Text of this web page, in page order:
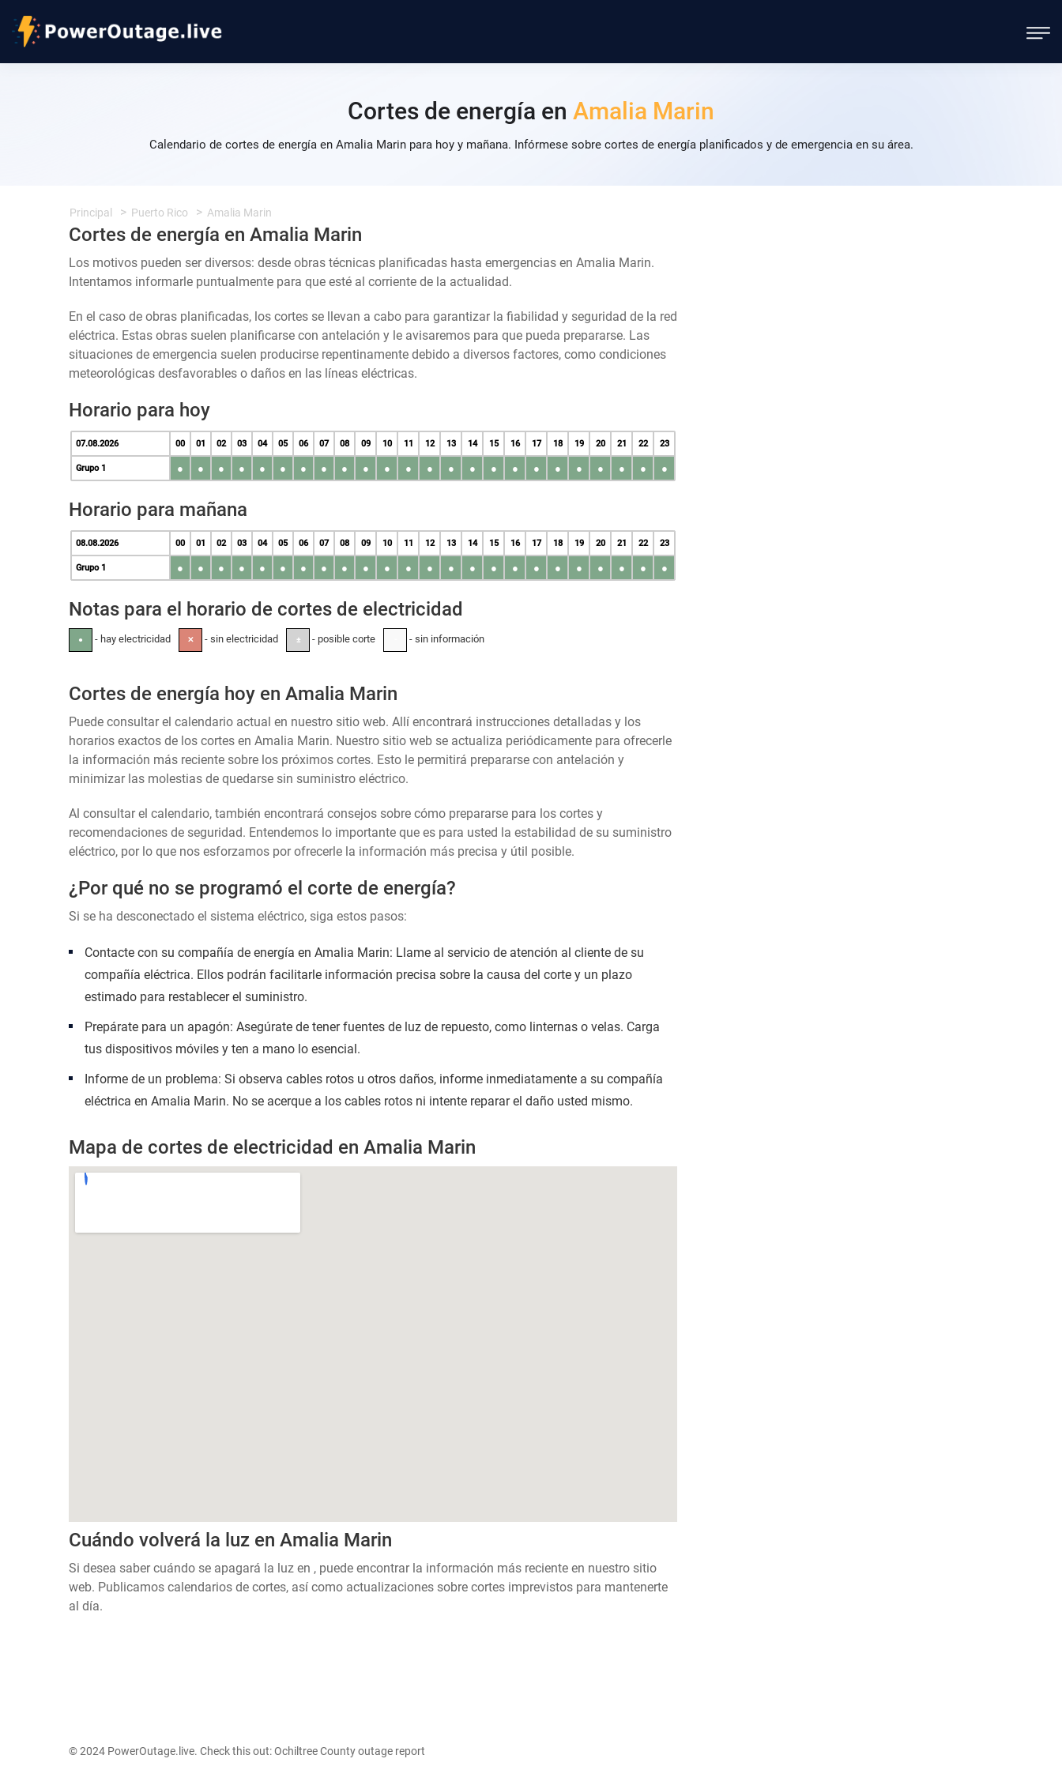
Cortes de energía en Amalia Marin
Calendario de cortes de energía en Amalia Marin para hoy y mañana. Infórmese sobre cortes de energía planificados y de emergencia en su área.
Principal Puerto Rico Amalia Marin
Cortes de energía en Amalia Marin
Los motivos pueden ser diversos: desde obras técnicas planificadas hasta emergencias en Amalia Marin.
Intentamos informarle puntualmente para que esté al corriente de la actualidad.
En el caso de obras planificadas, los cortes se llevan a cabo para garantizar la fiabilidad y seguridad de la red
eléctrica. Estas obras suelen planificarse con antelación y le avisaremos para que pueda prepararse. Las
situaciones de emergencia suelen producirse repentinamente debido a diversos factores, como condiciones
meteorológicas desfavorables o daños en las líneas eléctricas.
Horario para hoy
07.08.2026 00 01 02 03 04 05 06 07 08 09 10 11 12 13 14 15 16 17 18 19 20 21 22 23
Grupo 1 ● ● ● ● ● ● ● ● ● ● ● ● ● ● ● ● ● ● ● ● ● ● ● ●
Horario para mañana
08.08.2026 00 01 02 03 04 05 06 07 08 09 10 11 12 13 14 15 16 17 18 19 20 21 22 23
Grupo 1 ● ● ● ● ● ● ● ● ● ● ● ● ● ● ● ● ● ● ● ● ● ● ● ●
Notas para el horario de cortes de electricidad
● - hay electricidad ✕ - sin electricidad ± - posible corte - sin información
Cortes de energía hoy en Amalia Marin
Puede consultar el calendario actual en nuestro sitio web. Allí encontrará instrucciones detalladas y los
horarios exactos de los cortes en Amalia Marin. Nuestro sitio web se actualiza periódicamente para ofrecerle
la información más reciente sobre los próximos cortes. Esto le permitirá prepararse con antelación y
minimizar las molestias de quedarse sin suministro eléctrico.
Al consultar el calendario, también encontrará consejos sobre cómo prepararse para los cortes y
recomendaciones de seguridad. Entendemos lo importante que es para usted la estabilidad de su suministro
eléctrico, por lo que nos esforzamos por ofrecerle la información más precisa y útil posible.
¿Por qué no se programó el corte de energía?
Si se ha desconectado el sistema eléctrico, siga estos pasos:
Contacte con su compañía de energía en Amalia Marin: Llame al servicio de atención al cliente de su
compañía eléctrica. Ellos podrán facilitarle información precisa sobre la causa del corte y un plazo
estimado para restablecer el suministro.
Prepárate para un apagón: Asegúrate de tener fuentes de luz de repuesto, como linternas o velas. Carga
tus dispositivos móviles y ten a mano lo esencial.
Informe de un problema: Si observa cables rotos u otros daños, informe inmediatamente a su compañía
eléctrica en Amalia Marin. No se acerque a los cables rotos ni intente reparar el daño usted mismo.
Mapa de cortes de electricidad en Amalia Marin
Cuándo volverá la luz en Amalia Marin
Si desea saber cuándo se apagará la luz en , puede encontrar la información más reciente en nuestro sitio
web. Publicamos calendarios de cortes, así como actualizaciones sobre cortes imprevistos para mantenerte
al día.
© 2024 PowerOutage.live. Check this out:Ochiltree County outage report